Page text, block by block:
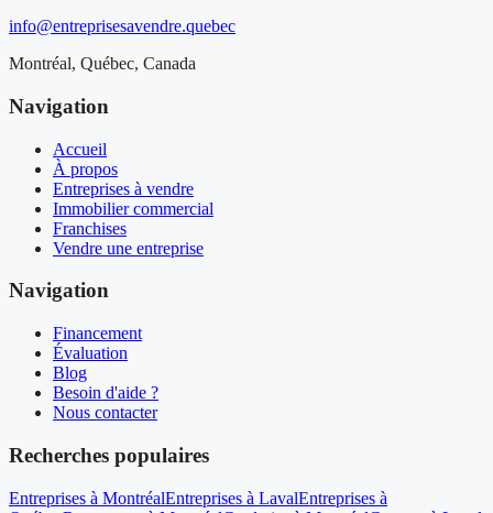
info@entreprisesavendre.quebec
Montréal, Québec, Canada
Navigation
Accueil
À propos
Entreprises à vendre
Immobilier commercial
Franchises
Vendre une entreprise
Navigation
Financement
Évaluation
Blog
Besoin d'aide ?
Nous contacter
Recherches populaires
Entreprises à MontréalEntreprises à LavalEntreprises à